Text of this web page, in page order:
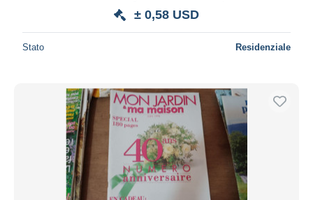
± 0,58 USD
Stato Residenziale